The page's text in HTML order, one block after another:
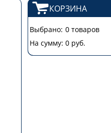
КОРЗИНА
Выбрано: 0 товаров
На сумму: 0 руб.